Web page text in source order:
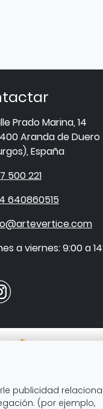
Prado Marina, 14
Aranda de Duero
), España
500 221
640860515
a viernes: 9:00 a
a la digitalización
publicidad
(por ejemplo,